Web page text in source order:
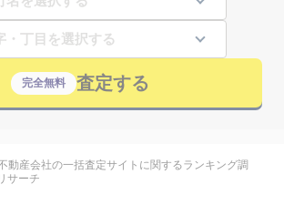
完全無料 査定する
動産会社の一括査定サイトに関するランキング調
サーチ